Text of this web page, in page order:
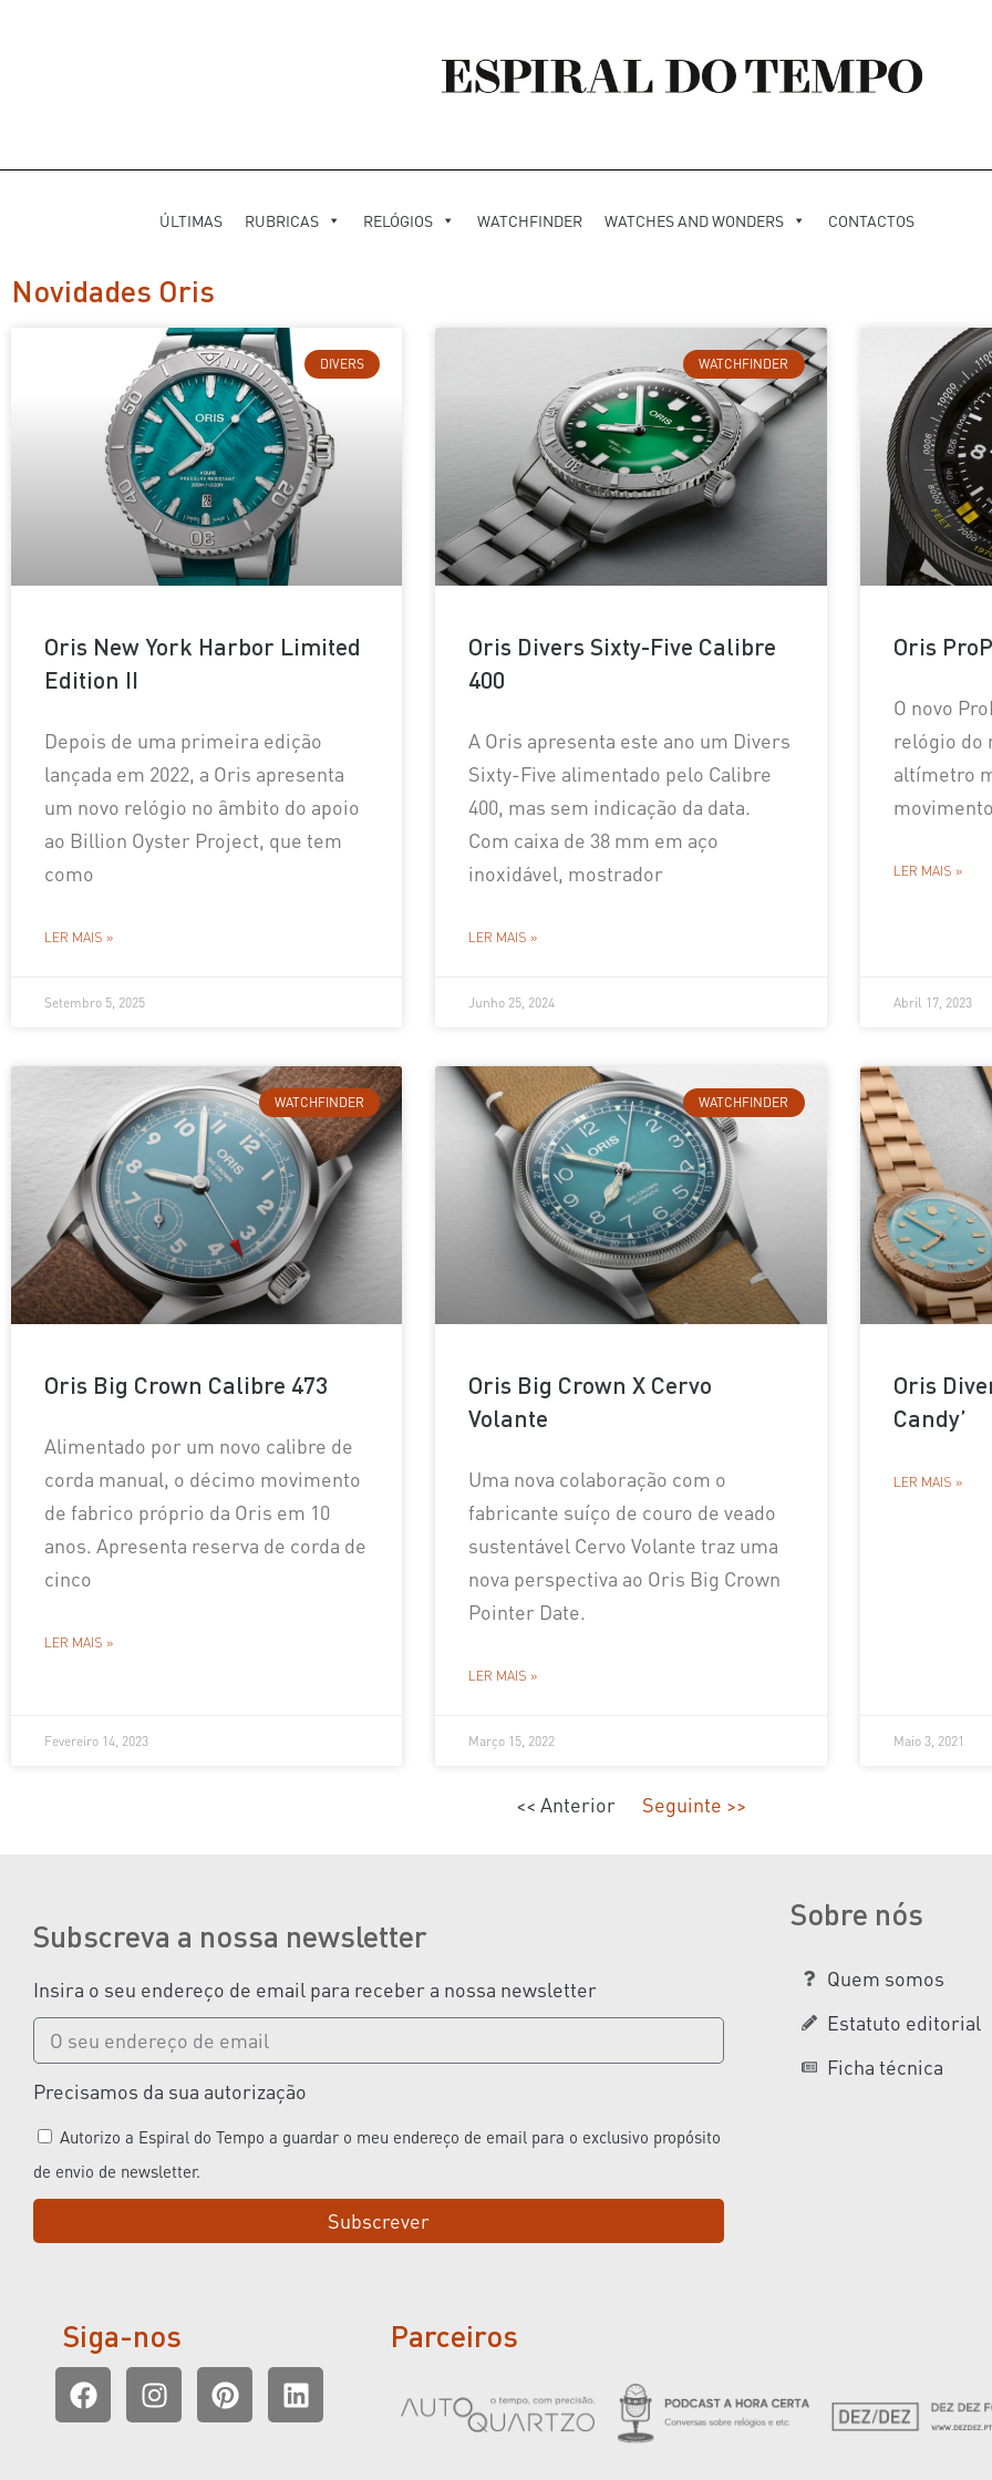
ÚLTIMAS RUBRICAS RELÓGIOS WATCHFINDER WATCHES AND WONDERS CONTACTOS
Novidades Oris
DIVERS
Oris New York Harbor Limited
Edition II
Depois de uma primeira edição
lançada em 2022, a Oris apresenta
um novo relógio no âmbito do apoio
ao Billion Oyster Project, que tem
como
LER MAIS »
Setembro 5, 2025
WATCHFINDER
Oris Divers Sixty-Five Calibre
400
A Oris apresenta este ano um Divers
Sixty-Five alimentado pelo Calibre
400, mas sem indicação da data.
Com caixa de 38 mm em aço
inoxidável, mostrador
LER MAIS »
Junho 25, 2024
Oris
O novo
relógio do
altímetro
LER MAIS »
Abril 17, 2023
WATCHFINDER
Oris Big Crown Calibre 473
Alimentado por um novo calibre de
corda manual, o décimo movimento
de fabrico próprio da Oris em 10
anos. Apresenta reserva de corda de
cinco
LER MAIS »
Fevereiro 14, 2023
WATCHFINDER
Oris Big Crown X Cervo
Volante
Uma nova colaboração com o
fabricante suíço de couro de veado
sustentável Cervo Volante traz uma
nova perspectiva ao Oris Big Crown
Pointer Date.
LER MAIS »
Março 15, 2022
Oris
Candy’
LER MAIS »
Maio 3, 2021
<< Anterior Seguinte >>
Subscreva a nossa newsletter
Insira o seu endereço de email para receber a nossa newsletter
Precisamos da sua autorização
Autorizo a Espiral do Tempo a guardar o meu endereço de email para o exclusivo propósito
de envio de newsletter.
Subscrever
Sobre nós
Quem somos
Estatuto editorial
Ficha técnica
Siga-nos Parceiros